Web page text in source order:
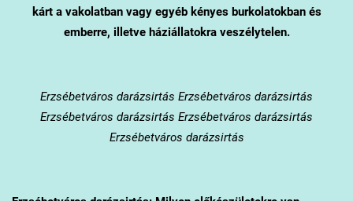
kárt a vakolatban vagy egyéb kényes burkolatokban és
emberre, illetve háziállatokra veszélytelen.
Erzsébetváros darázsirtás Erzsébetváros darázsirtás
Erzsébetváros darázsirtás Erzsébetváros darázsirtás
Erzsébetváros darázsirtás